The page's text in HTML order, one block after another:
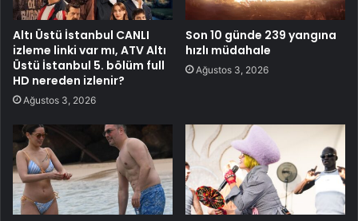
Altı Üstü İstanbul CANLI
izleme linki var mı, ATV Altı
Üstü İstanbul 5. bölüm full
HD nereden izlenir?
Ağustos 3, 2026
Son 10 günde 239 yangına
hızlı müdahale
Ağustos 3, 2026